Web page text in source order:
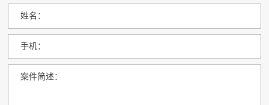
姓名：
手机：
案件简述：